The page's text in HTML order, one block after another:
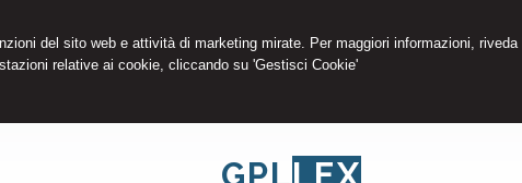
del sito web e attività di marketing mirate. Per maggiori informazioni, riveda
relative ai cookie, cliccando su 'Gestisci Cookie'